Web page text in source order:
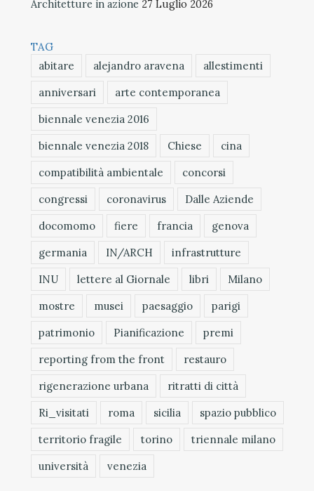
Architetture in azione 27 Luglio 2026
TAG
abitare
alejandro aravena
allestimenti
anniversari
arte contemporanea
biennale venezia 2016
biennale venezia 2018
Chiese
cina
compatibilità ambientale
concorsi
congressi
coronavirus
Dalle Aziende
docomomo
fiere francia
genova
germania
IN/ARCH
infrastrutture
INU
lettere al Giornale libri
Milano
mostre
musei paesaggio
parigi
patrimonio
Pianificazione
premi
reporting from the front
restauro
rigenerazione urbana
ritratti di città
Ri_visitati
roma sicilia
spazio pubblico
territorio fragile
torino
triennale milano
università
venezia